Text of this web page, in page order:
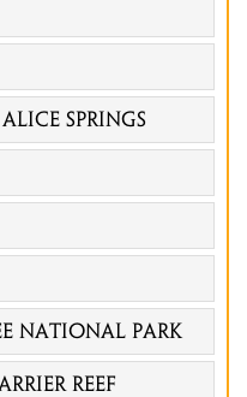
Springs
NATIONAL PARK
REEF